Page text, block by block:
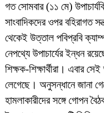
​গত সোমবার (১১ মে)
সাংবাদিকদের ওপর বহিরাগত
থেকেই উত্তাল পবিপ্রবি
নেপথ্যে উপাচার্যের ইন্ধন
শিক্ষক-শিক্ষার্থীরা। এবার
লেগেছে। অনুসন্ধানে জানা
হামলাকারীদের সঙ্গে গোপন